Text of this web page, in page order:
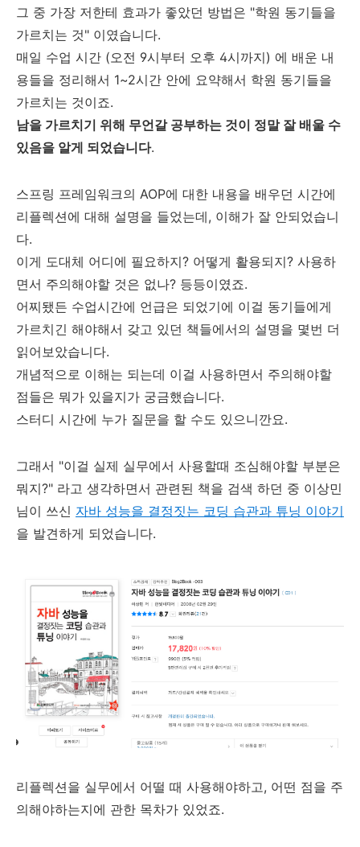
그 중 가장 저한테 효과가 좋았던 방법은 "학원 동기들을
가르치는 것" 이였습니다.
매일 수업 시간 (오전 9시부터 오후 4시까지) 에 배운 내
용들을 정리해서 1~2시간 안에 요약해서 학원 동기들을
가르치는 것이죠.
남을 가르치기 위해 무언갈 공부하는 것이 정말 잘 배울 수
있음을 알게 되었습니다.
스프링 프레임워크의 AOP에 대한 내용을 배우던 시간에
리플렉션에 대해 설명을 들었는데, 이해가 잘 안되었습니
다.
이게 도대체 어디에 필요하지? 어떻게 활용되지? 사용하
면서 주의해야할 것은 없나? 등등이였죠.
어찌됐든 수업시간에 언급은 되었기에 이걸 동기들에게
가르치긴 해야해서 갖고 있던 책들에서의 설명을 몇번 더
읽어보았습니다.
개념적으로 이해는 되는데 이걸 사용하면서 주의해야할
점들은 뭐가 있을지가 궁금했습니다.
스터디 시간에 누가 질문을 할 수도 있으니깐요.
그래서 "이걸 실제 실무에서 사용할때 조심해야할 부분은
뭐지?" 라고 생각하면서 관련된 책을 검색 하던 중 이상민
님이 쓰신 자바 성능을 결정짓는 코딩 습관과 튜닝 이야기
을 발견하게 되었습니다.
리플렉션을 실무에서 어떨 때 사용해야하고, 어떤 점을 주
의해야하는지에 관한 목차가 있었죠.